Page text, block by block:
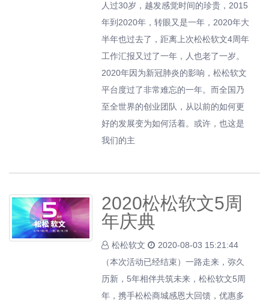
人过30岁，越发感觉时间的珍贵，2015
年到2020年，转眼又是一年，2020年大
半年也过去了，距离上次松松软文4周年
工作汇报又过了一年，人也老了一岁。
2020年因为新冠肺炎的影响，松松软文
平台度过了非常难忘的一年。而全国乃
至全世界的创业团队，从以前的如何更
好的发展变为如何活着。或许，也这是
我们的主
2020松松软文5周
年庆典
松松软文
2020-08-03 15:21:44
（本次活动已经结束）一路走来，弥久
历新，5年相伴共筑未来，松松软文5周
年，携手松松商城感恩大回馈，优惠多